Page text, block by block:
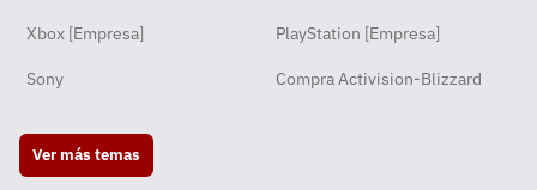
Xbox [Empresa] PlayStation [Empresa]
Sony Compra Activision-Blizzard
Ver más temas